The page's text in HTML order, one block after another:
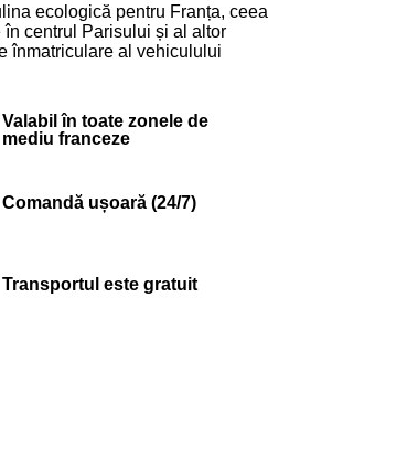
ecologică pentru Franța, ceea
centrul Parisului și al altor
înmatriculare al vehiculului
Valabil în toate zonele de
mediu franceze
Comandă ușoară (24/7)
Transportul este gratuit